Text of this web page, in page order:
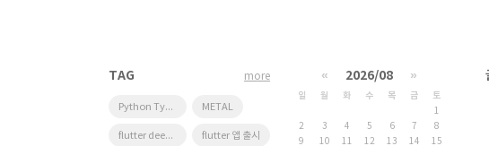
TAG
Python Type Hint METAL
flutter deep link flutter 앱 출시
more « 2026/08 »
일 월 화 수 목 금
토
1
2
3 4 5 6 7
8
9
10 11 12 13 14
15